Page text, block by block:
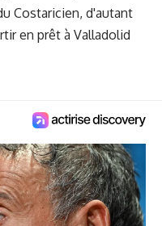
Costaricien, d'autant
en prêt à Valladolid